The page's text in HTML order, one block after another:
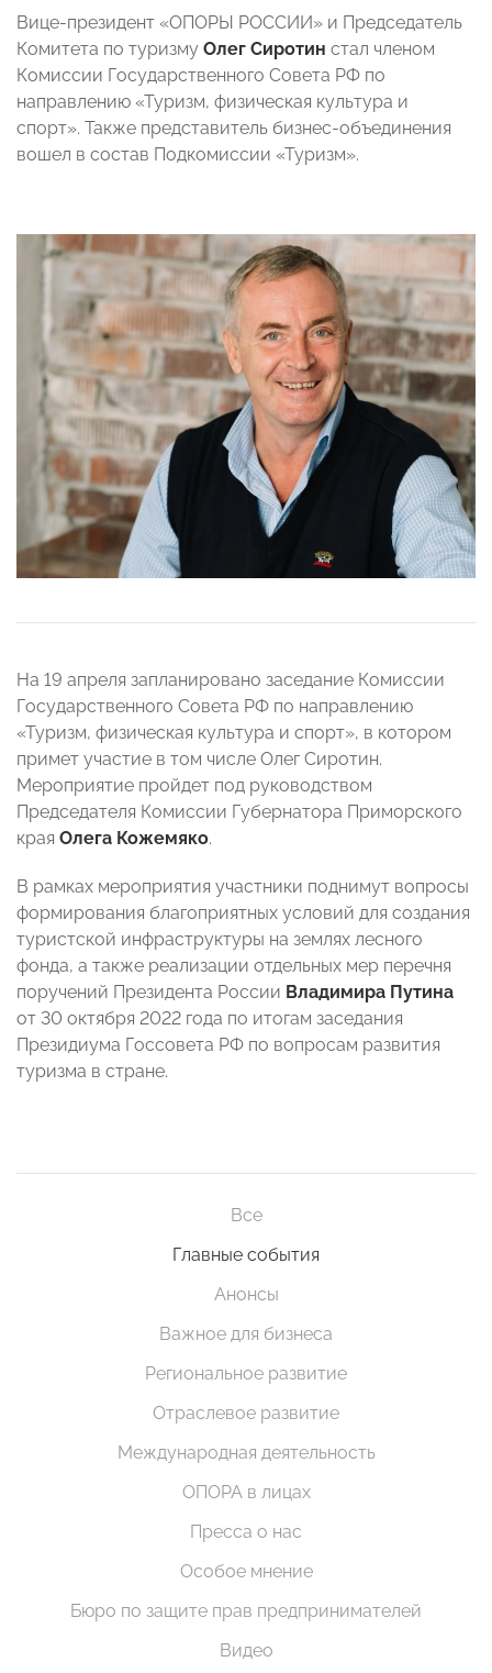
Вице-президент «ОПОРЫ РОССИИ» и Председатель
Комитета по туризму Олег Сиротин стал членом
Комиссии Государственного Совета РФ по
направлению «Туризм, физическая культура и
спорт». Также представитель бизнес-объединения
вошел в состав Подкомиссии «Туризм».
На 19 апреля запланировано заседание Комиссии
Государственного Совета РФ по направлению
«Туризм, физическая культура и спорт», в котором
примет участие в том числе Олег Сиротин.
Мероприятие пройдет под руководством
Председателя Комиссии Губернатора Приморского
края Олега Кожемяко.
В рамках мероприятия участники поднимут вопросы
формирования благоприятных условий для создания
туристской инфраструктуры на землях лесного
фонда, а также реализации отдельных мер перечня
поручений Президента России Владимира Путина
от 30 октября 2022 года по итогам заседания
Президиума Госсовета РФ по вопросам развития
туризма в стране.
Все
Главные события
Анонсы
Важное для бизнеса
Региональное развитие
Отраслевое развитие
Международная деятельность
ОПОРА в лицах
Пресса о нас
Особое мнение
Бюро по защите прав предпринимателей
Видео